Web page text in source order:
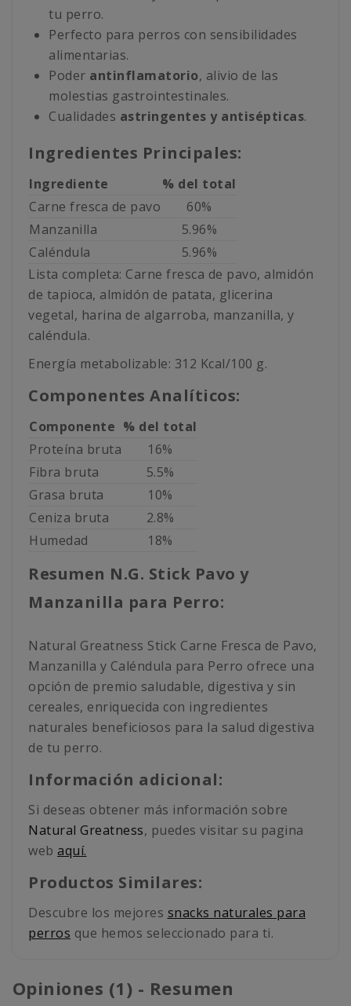
tu perro.
Perfecto para perros con sensibilidades
alimentarias.
Poder antinflamatorio, alivio de las
molestias gastrointestinales.
Cualidades astringentes y antisépticas.
Ingredientes Principales:
Ingrediente
% del total
Carne fresca de pavo
60%
Manzanilla
5.96%
Caléndula
5.96%
Lista completa: Carne fresca de pavo, almidón
de tapioca, almidón de patata, glicerina
vegetal, harina de algarroba, manzanilla, y
caléndula.
Energía metabolizable: 312 Kcal/100 g.
Componentes Analíticos:
Componente % del total
Proteína bruta
16%
Fibra bruta
5.5%
Grasa bruta
10%
Ceniza bruta
2.8%
Humedad
18%
Resumen N.G. Stick Pavo y
Manzanilla para Perro:
Natural Greatness Stick Carne Fresca de Pavo,
Manzanilla y Caléndula para Perro ofrece una
opción de premio saludable, digestiva y sin
cereales, enriquecida con ingredientes
naturales beneficiosos para la salud digestiva
de tu perro.
Información adicional:
Si deseas obtener más información sobre
Natural Greatness, puedes visitar su pagina
web aquí.
Productos Similares:
Descubre los mejores snacks naturales para
perros que hemos seleccionado para ti.
Opiniones (1) - Resumen